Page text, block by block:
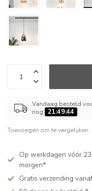
Vandaag besteld
nog 21:49:43
Toevoegen om te vergelijken
Op werkdagen vóór
morgen*
Gratis verzending